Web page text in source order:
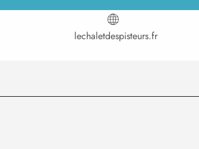
lechaletdespisteurs.fr